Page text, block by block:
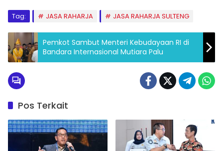
Tag: JASA RAHARJA JASA RAHARJA SULTENG
Pemkot Sambut Menteri Kebudayaan RI di
Bandara Internasional Mutiara Palu
Pos Terkait